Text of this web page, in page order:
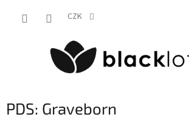
CZK
PDS: Graveborn